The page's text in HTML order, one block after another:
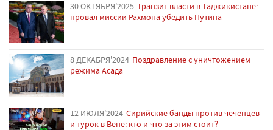
30 ОКТЯБРЯ'2025 Транзит власти в Таджикистане:
провал миссии Рахмона убедить Путина
8 ДЕКАБРЯ'2024 Поздравление с уничтожением
режима Асада
12 ИЮЛЯ'2024 Сирийские банды против чеченцев
и турок в Вене: кто и что за этим стоит?